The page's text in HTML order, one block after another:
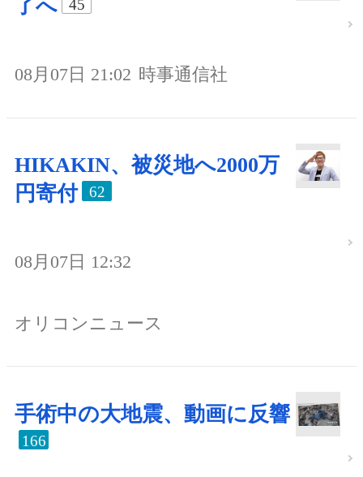
了へ
45
08月07日 21:02 時事通信社
HIKAKIN、被災地へ2000万
円寄付
62
08月07日 12:32
オリコンニュース
手術中の大地震、動画に反響
166